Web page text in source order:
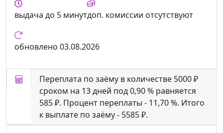
выдача до 5 минутдоп. комиссии отсутствуют
обновлено 03.08.2026
Переплата по заёму в количестве 5000 ₽
сроком на 13 дней под 0,90 % равняется
585 ₽. Процент переплаты - 11,70 %. Итого
к выплате по заёму - 5585 ₽.